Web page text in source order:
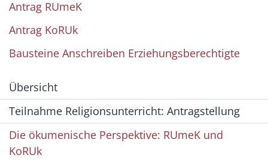
Antrag RUmeK
Antrag KoRUk
Bausteine Anschreiben Erziehungsberechtigte
Übersicht
Teilnahme Religionsunterricht: Antragstellung
Die ökumenische Perspektive: RUmeK und
KoRUk